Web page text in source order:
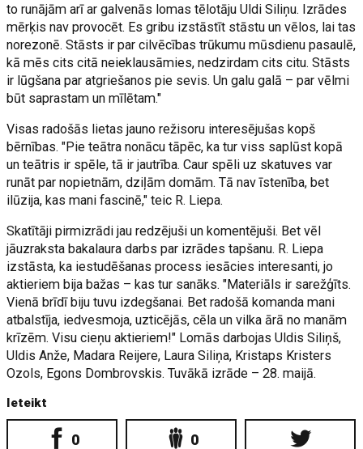
to runājām arī ar galvenās lomas tēlotāju Uldi Siliņu. Izrādes
mērķis nav provocēt. Es gribu izstāstīt stāstu un vēlos, lai tas
norezonē. Stāsts ir par cilvēcības trūkumu mūsdienu pasaulē,
kā mēs cits citā neieklausāmies, nedzirdam cits citu. Stāsts
ir lūgšana par atgriešanos pie sevis. Un galu galā – par vēlmi
būt saprastam un mīlētam."
Visas radošās lietas jauno režisoru interesējušas kopš
bērnības. "Pie teātra nonācu tāpēc, ka tur viss saplūst kopā
un teātris ir spēle, tā ir jautrība. Caur spēli uz skatuves var
runāt par nopietnām, dziļām domām. Tā nav īstenība, bet
ilūzija, kas mani fascinē," teic R. Liepa.
Skatītāji pirmizrādi jau redzējuši un komentējuši. Bet vēl
jāuzraksta bakalaura darbs par izrādes tapšanu. R. Liepa
izstāsta, ka iestudēšanas process iesācies interesanti, jo
aktieriem bija bažas – kas tur sanāks. "Materiāls ir sarežģīts.
Vienā brīdī biju tuvu izdegšanai. Bet radošā komanda mani
atbalstīja, iedvesmoja, uzticējās, cēla un vilka ārā no manām
krīzēm. Visu cieņu aktieriem!" Lomās darbojas Uldis Siliņš,
Uldis Anže, Madara Reijere, Laura Siliņa, Kristaps Kristers
Ozols, Egons Dombrovskis. Tuvākā izrāde – 28. maijā.
Ieteikt
0 0